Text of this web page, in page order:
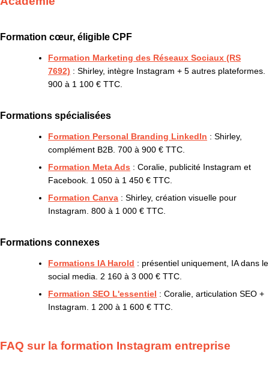
Formation cœur, éligible CPF
Formation Marketing des Réseaux Sociaux (RS
7692) : Shirley, intègre Instagram + 5 autres plateformes.
900 à 1 100 € TTC.
Formations spécialisées
Formation Personal Branding LinkedIn : Shirley,
complément B2B. 700 à 900 € TTC.
Formation Meta Ads : Coralie, publicité Instagram et
Facebook. 1 050 à 1 450 € TTC.
Formation Canva : Shirley, création visuelle pour
Instagram. 800 à 1 000 € TTC.
Formations connexes
Formations IA Harold : présentiel uniquement, IA dans le
social media. 2 160 à 3 000 € TTC.
Formation SEO L'essentiel : Coralie, articulation SEO +
Instagram. 1 200 à 1 600 € TTC.
FAQ sur la formation Instagram entreprise